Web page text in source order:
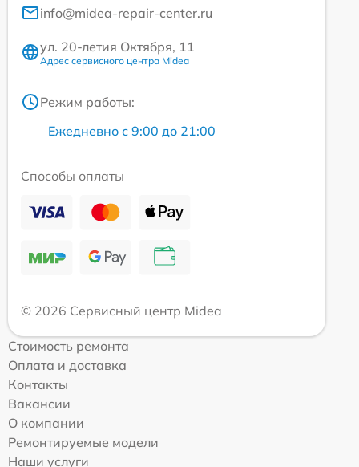
info@midea-repair-center.ru
ул. 20-летия Октября, 11
Адрес сервисного центра Midea
Режим работы:
Ежедневно с 9:00 до 21:00
Способы оплаты
© 2026 Сервисный центр Midea
Стоимость ремонта
Оплата и доставка
Контакты
Вакансии
О компании
Ремонтируемые модели
Наши услуги